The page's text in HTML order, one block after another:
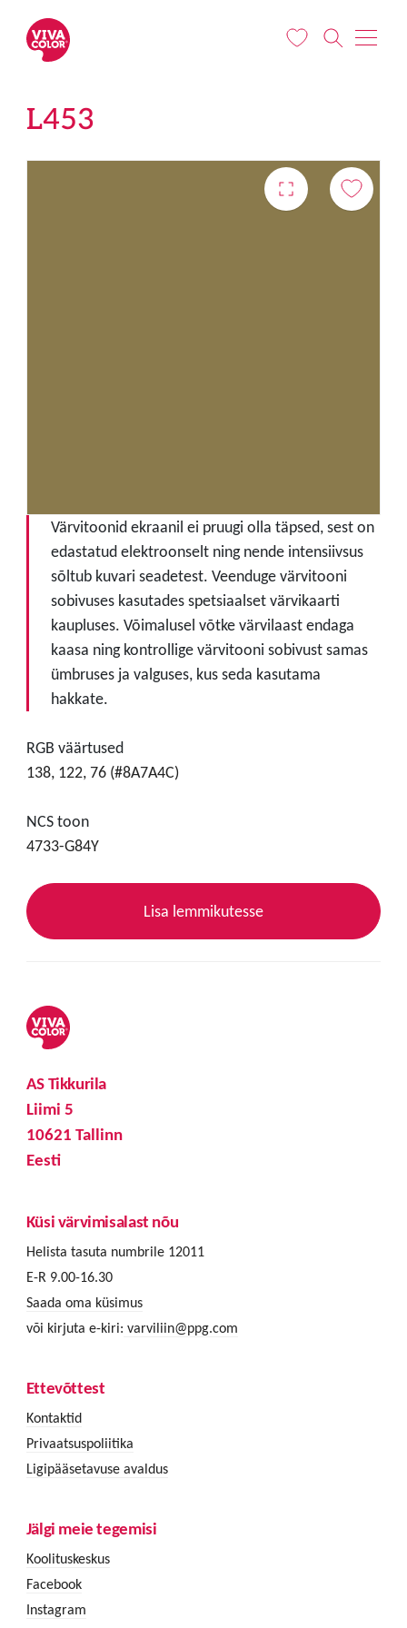
L453
Värvitoonid ekraanil ei pruugi olla täpsed, sest on
edastatud elektroonselt ning nende intensiivsus
sõltub kuvari seadetest. Veenduge värvitooni
sobivuses kasutades spetsiaalset värvikaarti
kaupluses. Võimalusel võtke värvilaast endaga
kaasa ning kontrollige värvitooni sobivust samas
ümbruses ja valguses, kus seda kasutama
hakkate.
RGB väärtused
138, 122, 76 (#8A7A4C)
NCS toon
4733-G84Y
Lisa lemmikutesse
AS Tikkurila
Liimi 5
10621 Tallinn
Eesti
Küsi värvimisalast nõu
Helista tasuta numbrile 12011
E-R 9.00-16.30
Saada oma küsimus
või kirjuta e-kiri: varviliin@ppg.com
Ettevõttest
Kontaktid
Privaatsuspoliitika
Ligipääsetavuse avaldus
Jälgi meie tegemisi
Koolituskeskus
Facebook
Instagram